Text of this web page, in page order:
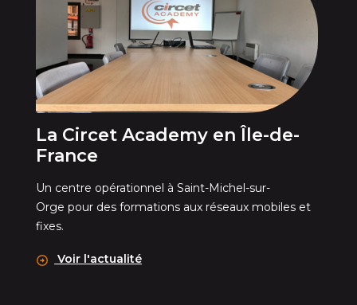
La Circet Academy en Île-de-
France
Un centre opérationnel à Saint-Michel-sur-
Orge pour des formations aux réseaux mobiles et
fixes.
Voir l'actualité